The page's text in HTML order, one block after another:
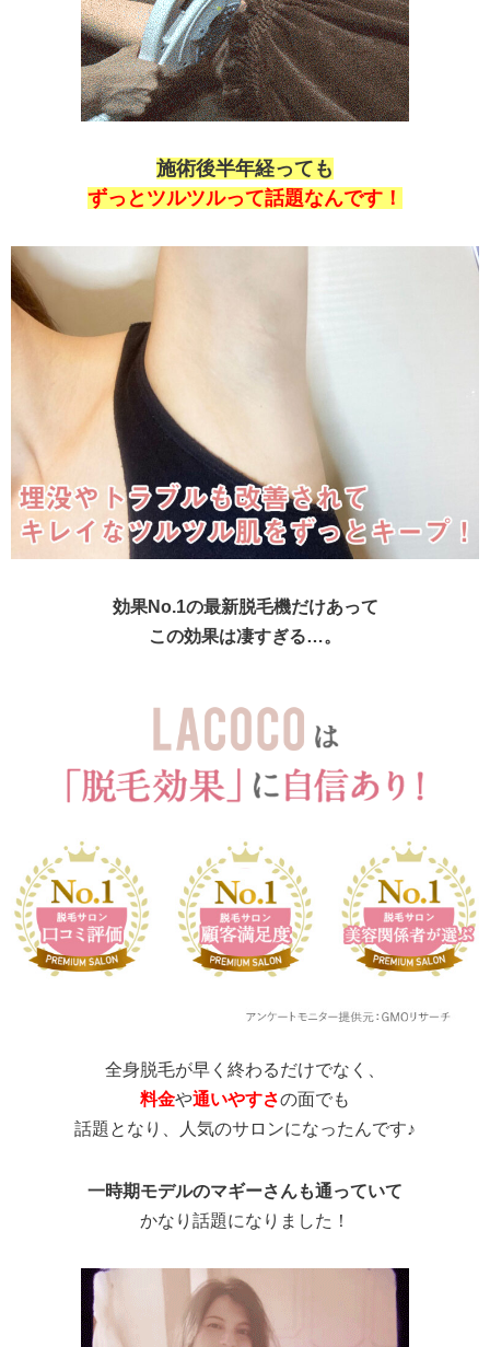
施術後半年経っても
ずっとツルツルって話題なんです！
効果No.1の最新脱毛機だけあって
この効果は凄すぎる…。
全身脱毛が早く終わるだけでなく、
料金や通いやすさの面でも
話題となり、人気のサロンになったんです♪
一時期モデルのマギーさんも通っていて
かなり話題になりました！